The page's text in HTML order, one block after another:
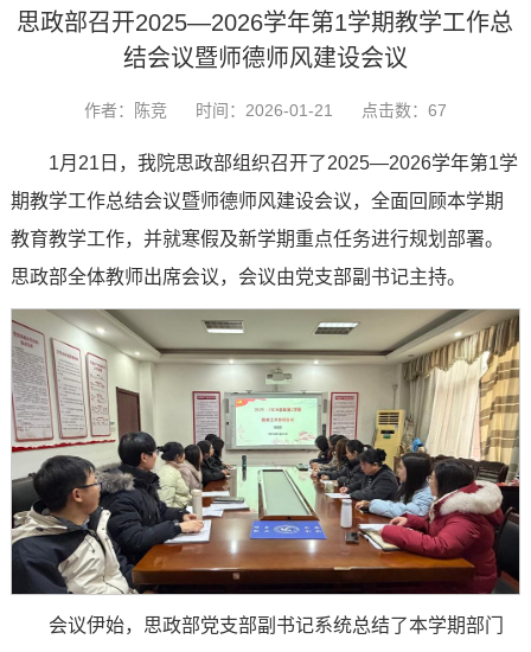
思政部召开2025—2026学年第1学期教学工作总
结会议暨师德师风建设会议
作者：陈竞 时间：2026-01-21 点击数： 67
1月21日，我院思政部组织召开了2025—2026学年第1学
期教学工作总结会议暨师德师风建设会议，全面回顾本学期
教育教学工作，并就寒假及新学期重点任务进行规划部署。
思政部全体教师出席会议，会议由党支部副书记主持。
会议伊始，思政部党支部副书记系统总结了本学期部门